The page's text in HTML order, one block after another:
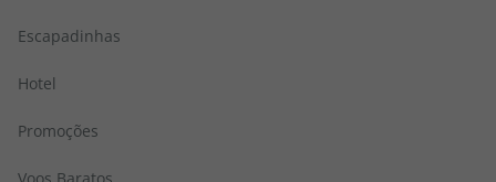
Escapadinhas
Hotel
Promoções